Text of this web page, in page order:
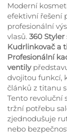
Moderní
efektivní řešení
profesionální
vlasů. 360
Kudrlinkovač a
Profesionální
ventily
dvojitou funkcí,
článků z titanu
Tento revoluční
tržní potřebu
zjednodušuje
nebo